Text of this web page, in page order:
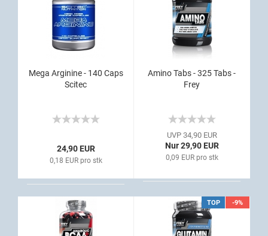
Mega Arginine - 140 Caps
Scitec
24,90 EUR
0,18 EUR pro stk
Amino Tabs - 325 Tabs -
Frey
UVP 34,90 EUR
Nur 29,90 EUR
0,09 EUR pro stk
TOP -9%